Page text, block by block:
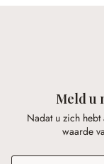
Meld u
Nadat u zich
waarde